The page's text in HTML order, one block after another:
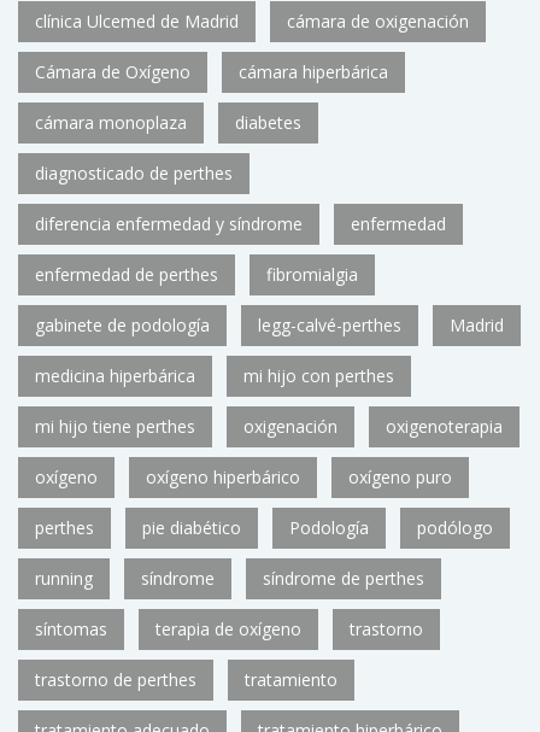
clínica Ulcemed de Madrid cámara de oxigenación
Cámara de Oxígeno cámara hiperbárica
cámara monoplaza diabetes
diagnosticado de perthes
diferencia enfermedad y síndrome enfermedad
enfermedad de perthes fibromialgia
gabinete de podología legg-calvé-perthes Madrid
medicina hiperbárica mi hijo con perthes
mi hijo tiene perthes oxigenación oxigenoterapia
oxígeno oxígeno hiperbárico oxígeno puro
perthes pie diabético Podología podólogo
running síndrome síndrome de perthes
síntomas terapia de oxígeno trastorno
trastorno de perthes tratamiento